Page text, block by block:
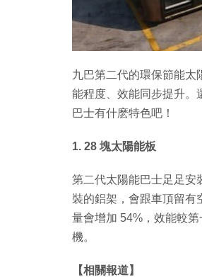
九巴第二代的環保節能太
能程度、效能同步提升。
巴士有什麽特色吧！
1. 28 塊太陽能板
第二代太陽能巴士足足安
裝的鋁架，會跟車頂留有
量會增加 54%，效能較
機。
【相關報道】